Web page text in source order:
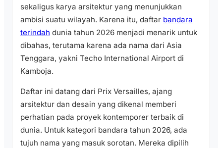
sekaligus karya arsitektur yang menunjukkan
ambisi suatu wilayah. Karena itu, daftar bandara
terindah dunia tahun 2026 menjadi menarik untuk
dibahas, terutama karena ada nama dari Asia
Tenggara, yakni Techo International Airport di
Kamboja.
Daftar ini datang dari Prix Versailles, ajang
arsitektur dan desain yang dikenal memberi
perhatian pada proyek kontemporer terbaik di
dunia. Untuk kategori bandara tahun 2026, ada
tujuh nama yang masuk sorotan. Mereka dipilih